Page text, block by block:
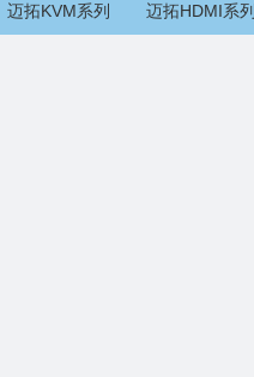
迈拓KVM系列 迈拓HDMI系列